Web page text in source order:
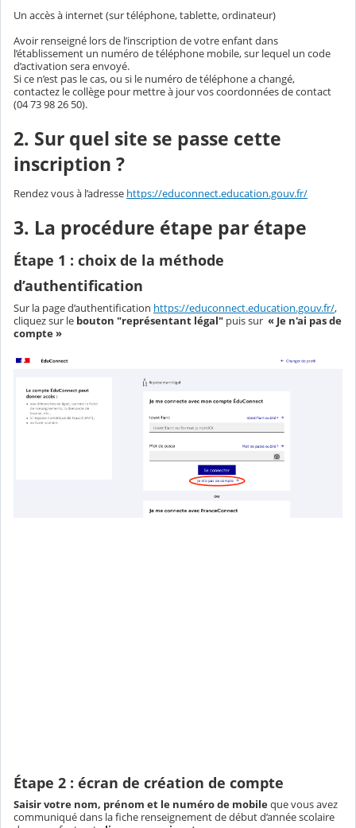
Un accès à internet (sur téléphone, tablette, ordinateur)
Avoir renseigné lors de l’inscription de votre enfant dans
l’établissement un numéro de téléphone mobile, sur lequel un code
d’activation sera envoyé.
Si ce n’est pas le cas, ou si le numéro de téléphone a changé,
contactez le collège pour mettre à jour vos coordonnées de contact
(04 73 98 26 50).
2. Sur quel site se passe cette
inscription ?
Rendez vous à l’adresse https://educonnect.education.gouv.fr/
3. La procédure étape par étape
Étape 1 : choix de la méthode
d’authentification
Sur la page d’authentification https://educonnect.education.gouv.fr/,
cliquez sur le bouton "représentant légal" puis sur « Je n'ai pas de
compte »
Étape 2 : écran de création de compte
Saisir votre nom, prénom et le numéro de mobileque vous avez
communiqué dans la fiche renseignement de début d’année scolaire